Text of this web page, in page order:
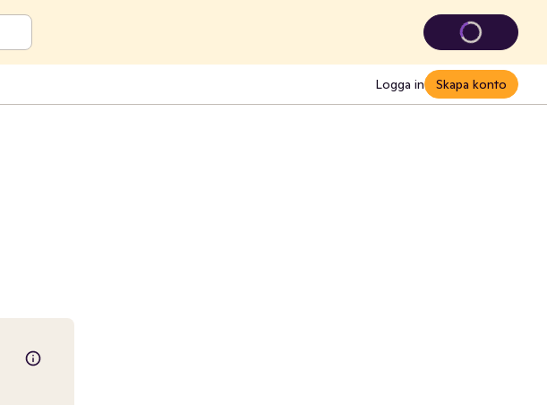
Logga in Skapa konto